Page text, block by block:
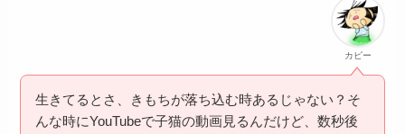
カピー
生きてるとさ、きもちが落ち込む時あるじゃない？そ
んな時にYouTubeで子猫の動画見るんだけど、数秒後